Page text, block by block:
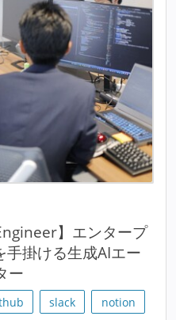
】エンタープ
手掛ける生成AIエー
ー
slack
notion